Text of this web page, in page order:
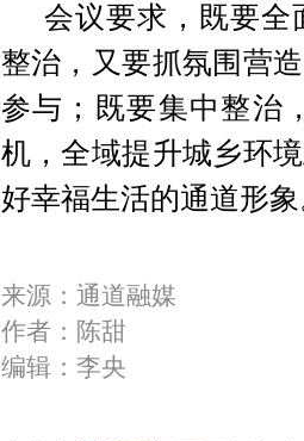
会议要求，既要全
整治，又要抓氛围营
参与；既要集中整治
机，全域提升城乡环
好幸福生活的通道形
来源：通道融媒
作者：陈甜
编辑：李央